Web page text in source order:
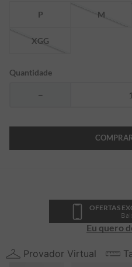
P M
XGG
Quantidade
－
COMPRAR
OFERTAS
Eu quero
Provador Virtual